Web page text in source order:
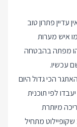
פתרון טוב
איש מערות
מפתה בהבטחה
עכשיו.
הכי גדול היום
לפי תוכנית
מיותרת
מתחיל